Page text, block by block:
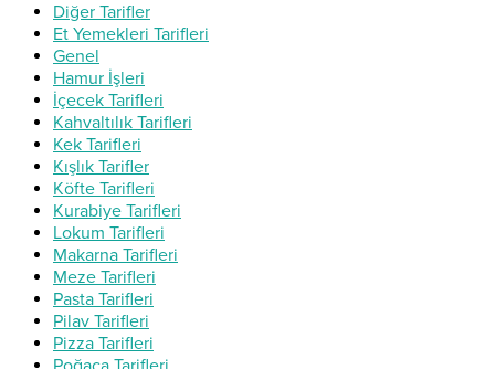
Diğer Tarifler
Et Yemekleri Tarifleri
Genel
Hamur İşleri
İçecek Tarifleri
Kahvaltılık Tarifleri
Kek Tarifleri
Kışlık Tarifler
Köfte Tarifleri
Kurabiye Tarifleri
Lokum Tarifleri
Makarna Tarifleri
Meze Tarifleri
Pasta Tarifleri
Pilav Tarifleri
Pizza Tarifleri